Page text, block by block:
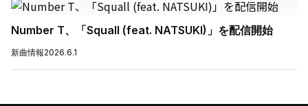
Number T、「Squall (feat. NATSUKI)」を配信開始
新曲情報2026.6.1